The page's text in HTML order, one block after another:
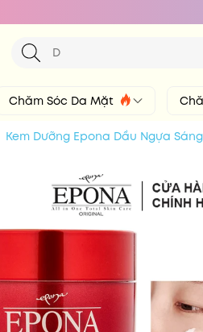
Chăm Sóc Da Mặt
Kem Dưỡng Epona Dầu Ngựa